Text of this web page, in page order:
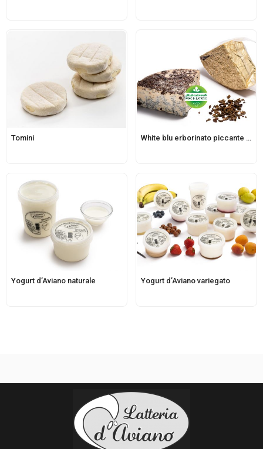
Tomini White blu erborinato piccante affinato bacche bianche
Yogurt d’Aviano naturale Yogurt d’Aviano variegato